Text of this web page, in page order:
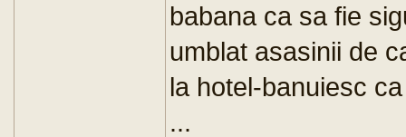
babana ca sa fie
umblat asasinii de
la hotel-banuiesc
...